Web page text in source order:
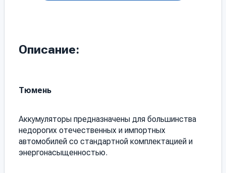
Описание:
Тюмень
Аккумуляторы предназначены для большинства
недорогих отечественных и импортных
автомобилей со стандартной комплектацией и
энергонасыщенностью.